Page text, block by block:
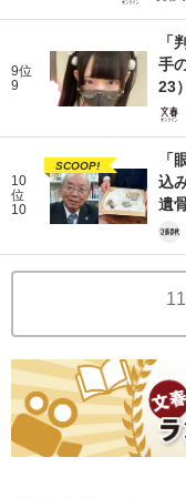
9位
9
「
手
23
10
位
10
SCOOP!
「
込
遺